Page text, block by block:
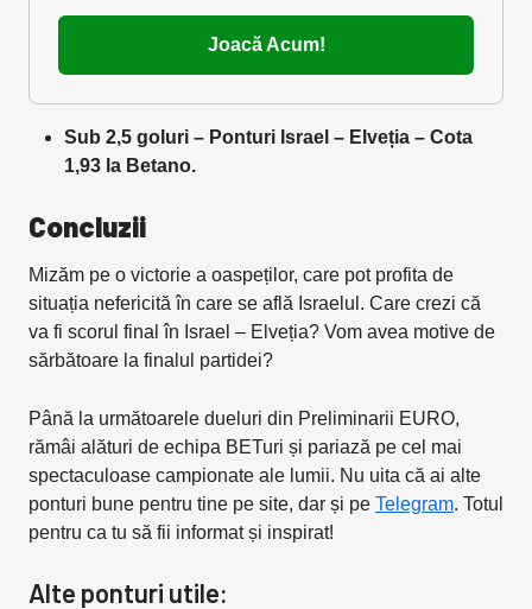
Joacă Acum!
Sub 2,5 goluri – Ponturi Israel – Elveția – Cota
1,93 la Betano.
Concluzii
Mizăm pe o victorie a oaspeților, care pot profita de
situația nefericită în care se află Israelul. Care crezi că
va fi scorul final în Israel – Elveția? Vom avea motive de
sărbătoare la finalul partidei?
Până la următoarele dueluri din Preliminarii EURO,
rămâi alături de echipa BETuri și pariază pe cel mai
spectaculoase campionate ale lumii. Nu uita că ai alte
ponturi bune pentru tine pe site, dar și pe Telegram. Totul
pentru ca tu să fii informat și inspirat!
Alte ponturi utile: